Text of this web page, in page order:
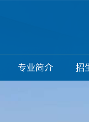
专业简介 招